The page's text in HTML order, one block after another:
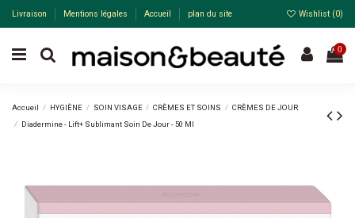
Livraison Mentions légales Accueil plan du site Wishlist (0)
0
Accueil HYGIÈNE SOIN VISAGE CRÈMES ET SOINS
CRÈMES DE JOUR
Diadermine - Lift+ Sublimant Soin De Jour - 50 Ml
-20%